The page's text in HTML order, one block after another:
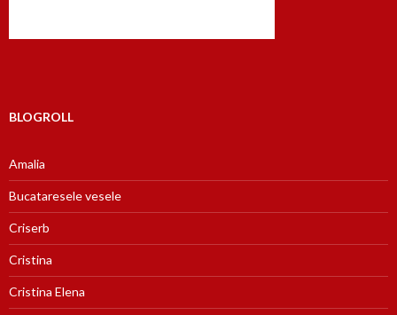
BLOGROLL
Amalia
Bucataresele vesele
Criserb
Cristina
Cristina Elena